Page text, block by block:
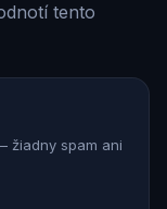
tento
žiadny spam ani